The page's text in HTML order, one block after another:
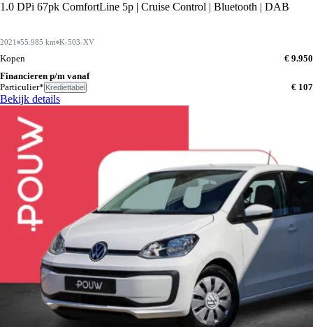
1.0 DPi 67pk ComfortLine 5p | Cruise Control | Bluetooth | DAB
2021 55.985 km K-503-XV
Kopen
€ 9.950
Financieren p/m vanaf
Particulier* Krediettabel € 107
Bekijk details